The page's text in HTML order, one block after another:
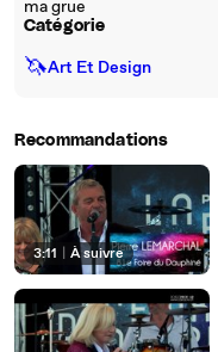
ma grue
Catégorie
🦄Art Et Design
Recommandations
3:11 À suivre